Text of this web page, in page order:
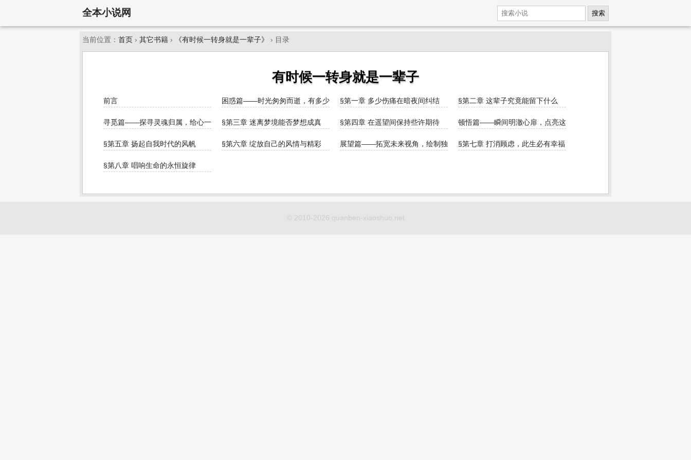
全本小说网 搜索
当前位置： 首页 › 其它书籍 › 《有时候一转身就是一辈子》 › 目录
有时候一转身就是一辈子
前言 困惑篇——时光匆匆而逝，有多少悲欢可以祭奠§第一章 多少伤痛在暗夜间纠结 §第二章 这辈子究竟能留下什么
寻觅篇——探寻灵魂归属，给心一次重生的机会§第三章 迷离梦境能否梦想成真 §第四章 在遥望间保持些许期待 顿悟篇——瞬间明澈心扉，点亮这一辈子的心灯
§第五章 扬起自我时代的风帆 §第六章 绽放自己的风情与精彩 展望篇——拓宽未来视角，绘制独特完美新生活§第七章 打消顾虑，此生必有幸福
§第八章 唱响生命的永恒旋律
© 2010-2026 quanben-xiaoshuo.net